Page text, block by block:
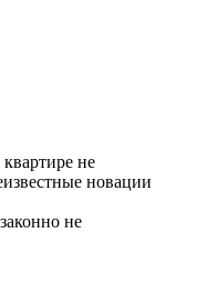
не
новации
не